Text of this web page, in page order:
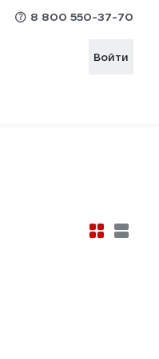
8 800 550-37-70
Войти